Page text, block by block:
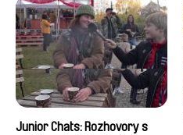
Junior Chats: Rozhovory s